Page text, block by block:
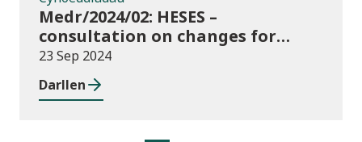
Medr/2024/02: HESES –
consultation on changes for
2024/25 collection of Degree
Apprenticeship in-year data
23 Sep 2024
Darllen